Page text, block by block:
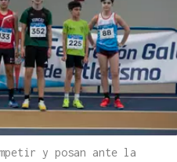
y posan ante la